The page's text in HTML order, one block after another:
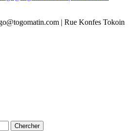
| Rue Konfes Tokoin